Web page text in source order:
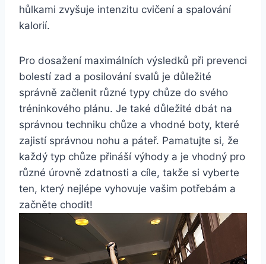
hůlkami zvyšuje intenzitu cvičení a spalování
kalorií.
Pro dosažení maximálních výsledků při prevenci
bolestí zad a posilování svalů je důležité
správně začlenit různé typy chůze do svého
tréninkového plánu. Je také důležité dbát na
správnou techniku chůze a vhodné boty, které
zajistí správnou nohu a páteř. Pamatujte si, že
každý typ chůze přináší výhody a je vhodný pro
různé úrovně zdatnosti a cíle, takže si vyberte
ten, který nejlépe vyhovuje vašim potřebám a
začněte chodit!